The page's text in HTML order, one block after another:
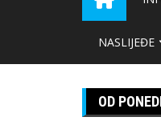
NASLIJEĐE
OD